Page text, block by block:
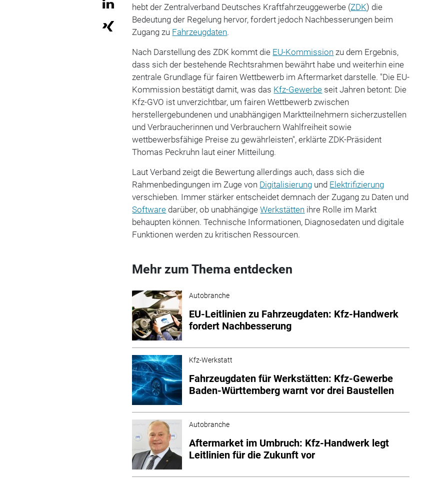
hebt der Zentralverband Deutsches Kraftfahrzeuggewerbe (ZDK) die
Bedeutung der Regelung hervor, fordert jedoch Nachbesserungen beim
Zugang zu Fahrzeugdaten.
Nach Darstellung des ZDK kommt die EU-Kommission zu dem Ergebnis,
dass sich der bestehende Rechtsrahmen bewährt habe und weiterhin eine
zentrale Grundlage für fairen Wettbewerb im Aftermarket darstelle. "Die EU-
Kommission bestätigt damit, was das Kfz-Gewerbe seit Jahren betont: Die
Kfz-GVO ist unverzichtbar, um fairen Wettbewerb zwischen
herstellergebundenen und unabhängigen Marktteilnehmern sicherzustellen
und Verbraucherinnen und Verbrauchern Wahlfreiheit sowie
wettbewerbsfähige Preise zu gewährleisten", erklärte ZDK-Präsident
Thomas Peckruhn laut einer Mitteilung.
Laut Verband zeigt die Bewertung allerdings auch, dass sich die
Rahmenbedingungen im Zuge von Digitalisierung und Elektrifizierung
verschieben. Immer stärker entscheidet demnach der Zugang zu Daten und
Software darüber, ob unabhängigeWerkstätten ihre Rolle im Markt
behaupten können. Technische Informationen, Diagnosedaten und digitale
Funktionen werden zu kritischen Ressourcen.
Mehr zum Thema entdecken
Autobranche
EU-Leitlinien zu Fahrzeugdaten: Kfz-Handwerk
fordert Nachbesserung
Kfz-Werkstatt
Fahrzeugdaten für Werkstätten: Kfz-Gewerbe
Baden-Württemberg warnt vor drei Baustellen
Autobranche
Aftermarket im Umbruch: Kfz-Handwerk legt
Leitlinien für die Zukunft vor